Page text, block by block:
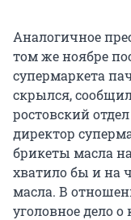
Аналогичное
том же ноябре
супермаркета
скрылся,
ростовский
директор
брикеты масла
хватило бы и на
масла. В
уголовное дело о